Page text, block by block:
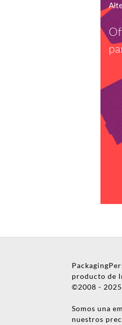
producto de
©2008 - 2025
Somos una
nuestros